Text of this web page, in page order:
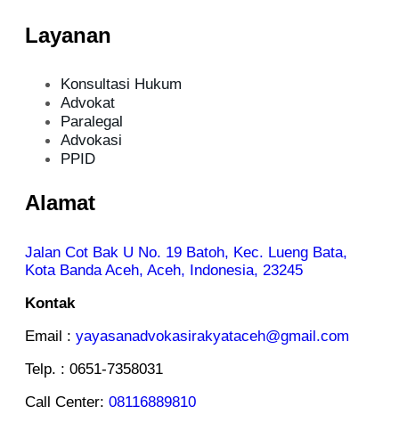
Layanan
Konsultasi Hukum
Advokat
Paralegal
Advokasi
PPID
Alamat
Jalan Cot Bak U No. 19 Batoh, Kec. Lueng Bata,
Kota Banda Aceh, Aceh, Indonesia, 23245
Kontak
Email : yayasanadvokasirakyataceh@gmail.com
Telp. : 0651-7358031
Call Center: 08116889810